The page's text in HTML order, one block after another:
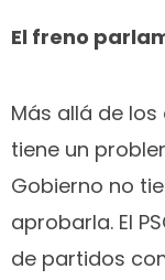
El freno
Más allá de
tiene un
Gobierno no
aprobarla. El
de partidos